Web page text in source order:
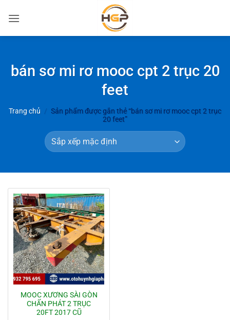
qua
bán sơ mi rơ mooc cpt 2 trục 20
feet
Trang chủ / Sản phẩm được gắn thẻ “bán sơ mi rơ mooc cpt 2 trục
20 feet”
MOOC XƯƠNG SÀI GÒN
CHẤN PHÁT 2 TRỤC
20FT 2017 CŨ